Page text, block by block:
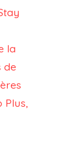
la
de
Plus,